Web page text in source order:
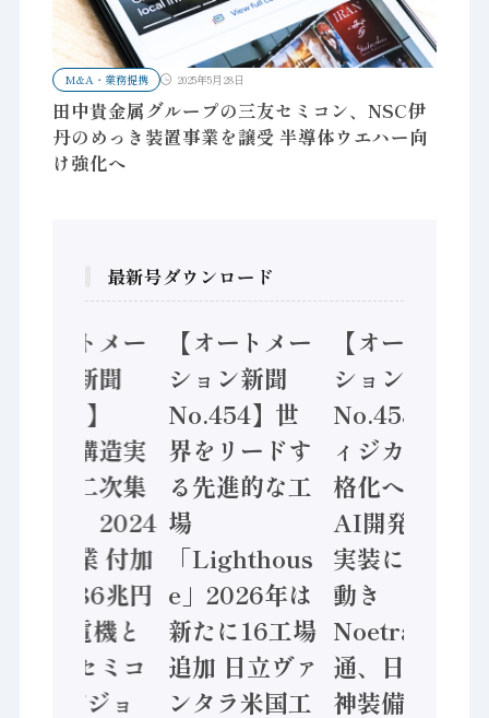
M&A・業務提携 2025年5月28日
田中貴金属グループの三友セミコン、NSC伊
丹のめっき装置事業を譲受 半導体ウエハー向
け強化へ
最新号ダウンロード
【オートメー
ション新聞
No.455】
「経済構造実
態調査二次集
計結果」2024
年製造業 付加
価値額86兆円
/ 三菱電機と
ソニーセミコ
ン AIビジョ
【オートメー
ション新聞
No.454】世
界をリードす
る先進的な工
場
「Lighthous
e」2026年は
新たに16工場
追加 日立ヴァ
ンタラ米国工
【オートメー
ション新聞
No.453】フ
ィジカルAI本
格化へ 国産
AI開発や社会
実装に活発な
動き
Noetra、富士
通、日立 / 兵
神装備 ×